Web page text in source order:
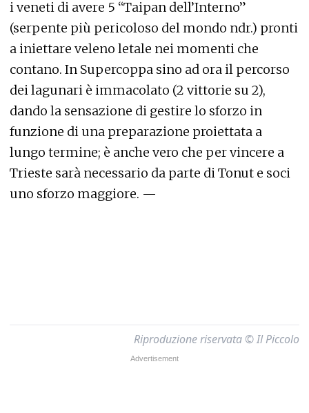
i veneti di avere 5 “Taipan dell’Interno”
(serpente più pericoloso del mondo ndr.) pronti
a iniettare veleno letale nei momenti che
contano. In Supercoppa sino ad ora il percorso
dei lagunari è immacolato (2 vittorie su 2),
dando la sensazione di gestire lo sforzo in
funzione di una preparazione proiettata a
lungo termine; è anche vero che per vincere a
Trieste sarà necessario da parte di Tonut e soci
uno sforzo maggiore. —
Riproduzione riservata © Il Piccolo